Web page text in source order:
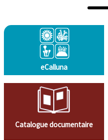
eCalluna
Catalogue documentaire